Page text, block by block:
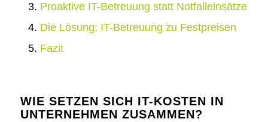
Proaktive IT-Betreuung statt Notfalleinsätze
Die Lösung: IT-Betreuung zu Festpreisen
Fazit
WIE SETZEN SICH IT-KOSTEN IN
UNTERNEHMEN ZUSAMMEN?